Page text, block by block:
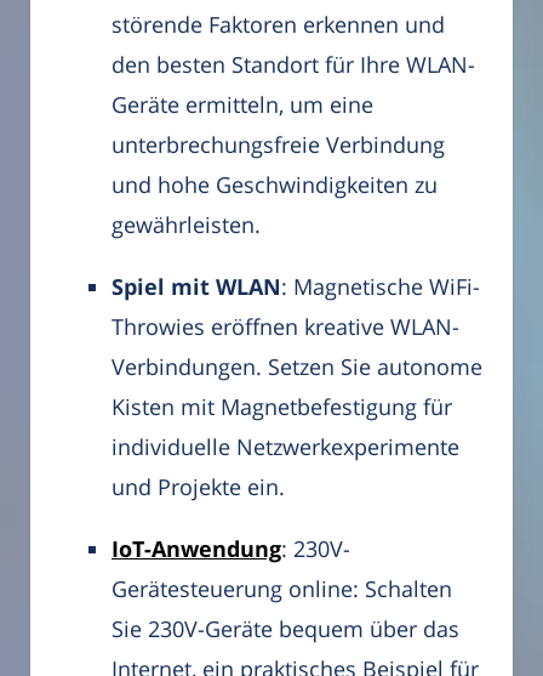
störende Faktoren erkennen und
den besten Standort für Ihre WLAN-
Geräte ermitteln, um eine
unterbrechungsfreie Verbindung
und hohe Geschwindigkeiten zu
gewährleisten.
Spiel mit WLAN: Magnetische WiFi-
Throwies eröffnen kreative WLAN-
Verbindungen. Setzen Sie autonome
Kisten mit Magnetbefestigung für
individuelle Netzwerkexperimente
und Projekte ein.
IoT-Anwendung: 230V-
Gerätesteuerung online: Schalten
Sie 230V-Geräte bequem über das
Internet, ein praktisches Beispiel für